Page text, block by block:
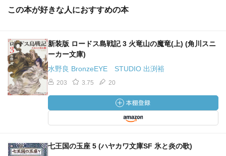
この本が好きな人におすすめの本
新装版 ロードス島戦記 3 火竜山の魔竜(上) (角川スニ
ーカー文庫)
水野良 BronzeEYE STUDIO 出渕裕
203 3.75 20
七王国の玉座 5 (ハヤカワ文庫SF 氷と炎の歌)